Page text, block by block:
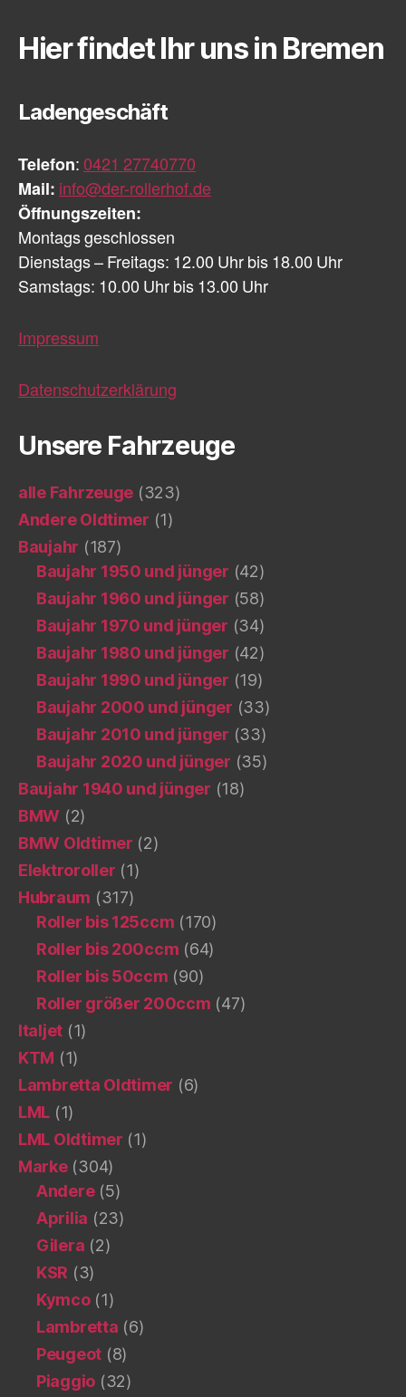
Hier findet Ihr uns in Bremen
Ladengeschäft
Telefon: 0421 27740770
Mail: info@der-rollerhof.de
Öffnungszeiten:
Montags geschlossen
Dienstags – Freitags: 12.00 Uhr bis 18.00 Uhr
Samstags: 10.00 Uhr bis 13.00 Uhr
Impressum
Datenschutzerklärung
Unsere Fahrzeuge
alle Fahrzeuge (323)
Andere Oldtimer (1)
Baujahr (187)
Baujahr 1950 und jünger (42)
Baujahr 1960 und jünger (58)
Baujahr 1970 und jünger (34)
Baujahr 1980 und jünger (42)
Baujahr 1990 und jünger (19)
Baujahr 2000 und jünger (33)
Baujahr 2010 und jünger (33)
Baujahr 2020 und jünger (35)
Baujahr 1940 und jünger (18)
BMW (2)
BMW Oldtimer (2)
Elektroroller (1)
Hubraum (317)
Roller bis 125ccm (170)
Roller bis 200ccm (64)
Roller bis 50ccm (90)
Roller größer 200ccm (47)
Italjet (1)
KTM (1)
Lambretta Oldtimer (6)
LML (1)
LML Oldtimer (1)
Marke(304)
Andere(5)
Aprilia (23)
Gilera (2)
KSR (3)
Kymco(1)
Lambretta (6)
Peugeot (8)
Piaggio (32)